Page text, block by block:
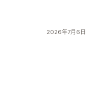
2026年7月6日